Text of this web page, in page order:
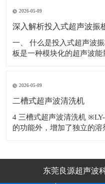
除。 使用超声波清洗机的注意事项如下
因热
2026-05-09
深入解析投入式超声波振
一、 什么是投入式超声波
板是一种模块化的超声波
独立的防水结构，可以根据
灵活地安装于槽体底部或侧
2026-05-09
二槽式超声波清洗机
4 三槽式超声波清洗机 ※LY-03系列超声波清洗机除具双槽机
的功能外，增加了独立的
东莞良源超声波